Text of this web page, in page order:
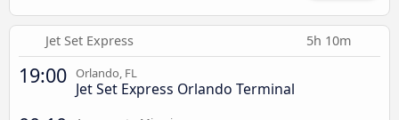
Jet Set Express 5h 10m
19:00 Orlando, FL
Jet Set Express Orlando Terminal